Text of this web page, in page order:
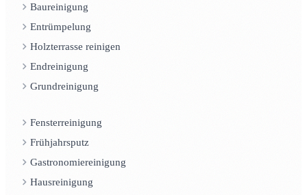
Baureinigung
Entrümpelung
Holzterrasse reinigen
Endreinigung
Grundreinigung
Fensterreinigung
Frühjahrsputz
Gastronomiereinigung
Hausreinigung